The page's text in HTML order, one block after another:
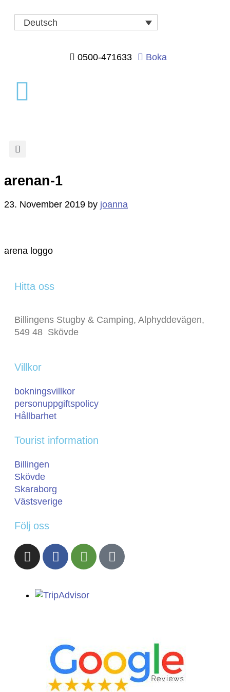
Deutsch
0500-471633 Boka
arenan-1
23. November 2019 by joanna
arena loggo
Hitta oss
Billingens Stugby & Camping, Alphyddevägen,
549 48 Skövde
Villkor
bokningsvillkor
personuppgiftspolicy
Hållbarhet
Tourist information
Billingen
Skövde
Skaraborg
Västsverige
Följ oss